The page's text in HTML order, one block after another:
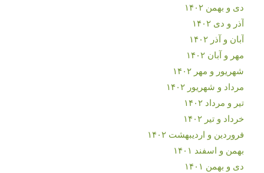
دی و بهمن ۱۴۰۲
آذر و دی ۱۴۰۲
آبان و آذر ۱۴۰۲
مهر و آبان ۱۴۰۲
شهریور و مهر ۱۴۰۲
مرداد و شهریور ۱۴۰۲
تیر و مرداد ۱۴۰۲
خرداد و تیر ۱۴۰۲
فروردین و اردیبهشت ۱۴۰۲
بهمن و اسفند ۱۴۰۱
دی و بهمن ۱۴۰۱